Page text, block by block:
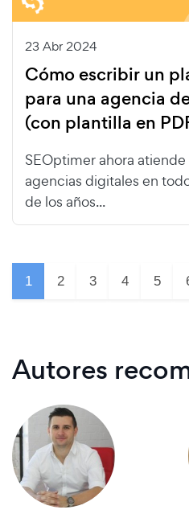
23 Abr 2024
Cómo escribir un
para una agencia
(con plantilla en
SEOptimer ahora
agencias digitales en
de los años...
1 2 3 4 5
Autores